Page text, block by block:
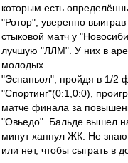
которым есть
"Ротор", уверенно
стыковой матч у
лучшую "ЛЛМ". У них в
молодых.
"Эспаньол", пройдя в 1/2
"Спортинг"(0:1,0:0),
матче финала за
"Овьедо". Бальде вышел
минут хапнул ЖК. Не
или нет, чтобы сыграть в